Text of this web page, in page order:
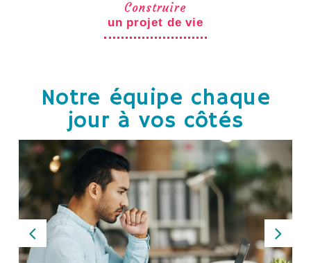
Construire
un projet de vie
Notre équipe chaque
jour à vos côtés